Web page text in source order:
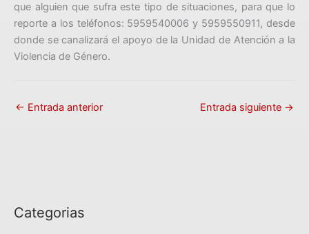
que alguien que sufra este tipo de situaciones, para que lo
reporte a los teléfonos: 5959540006 y 5959550911, desde
donde se canalizará el apoyo de la Unidad de Atención a la
Violencia de Género.
← Entrada anterior Entrada siguiente →
Categorias
C